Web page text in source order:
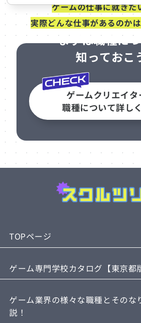
東京のゲーム専門学校おすすめ
ゲームの仕事に就きた
実際どんな仕事があるのか
まずは職種に
知っておこ
ゲームクリエイタ
職種について詳し
TOPページ
ゲーム専門学校カタログ【東京都
ゲーム業界の様々な職種とそのな
説！